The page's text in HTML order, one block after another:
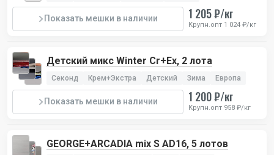
Показать мешки в наличии 1 205 ₽/кг
Крупн.опт 1 024 ₽/кг
Детский микс Winter Cr+Ex, 2 лота
Секонд Крем+Экстра Детский Зима Европа
Показать мешки в наличии 1 200 ₽/кг
Крупн.опт 958 ₽/кг
GEORGE+ARCADIA mix S AD16, 5 лотов